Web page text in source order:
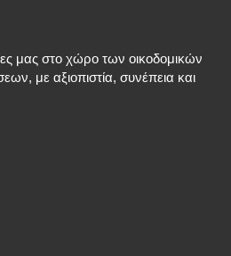
μας στο χώρο των οικοδομικών
με αξιοπιστία, συνέπεια και